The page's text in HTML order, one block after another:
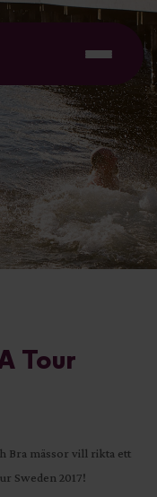
Tour
Bra mässor vill rikta ett
Sweden 2017!